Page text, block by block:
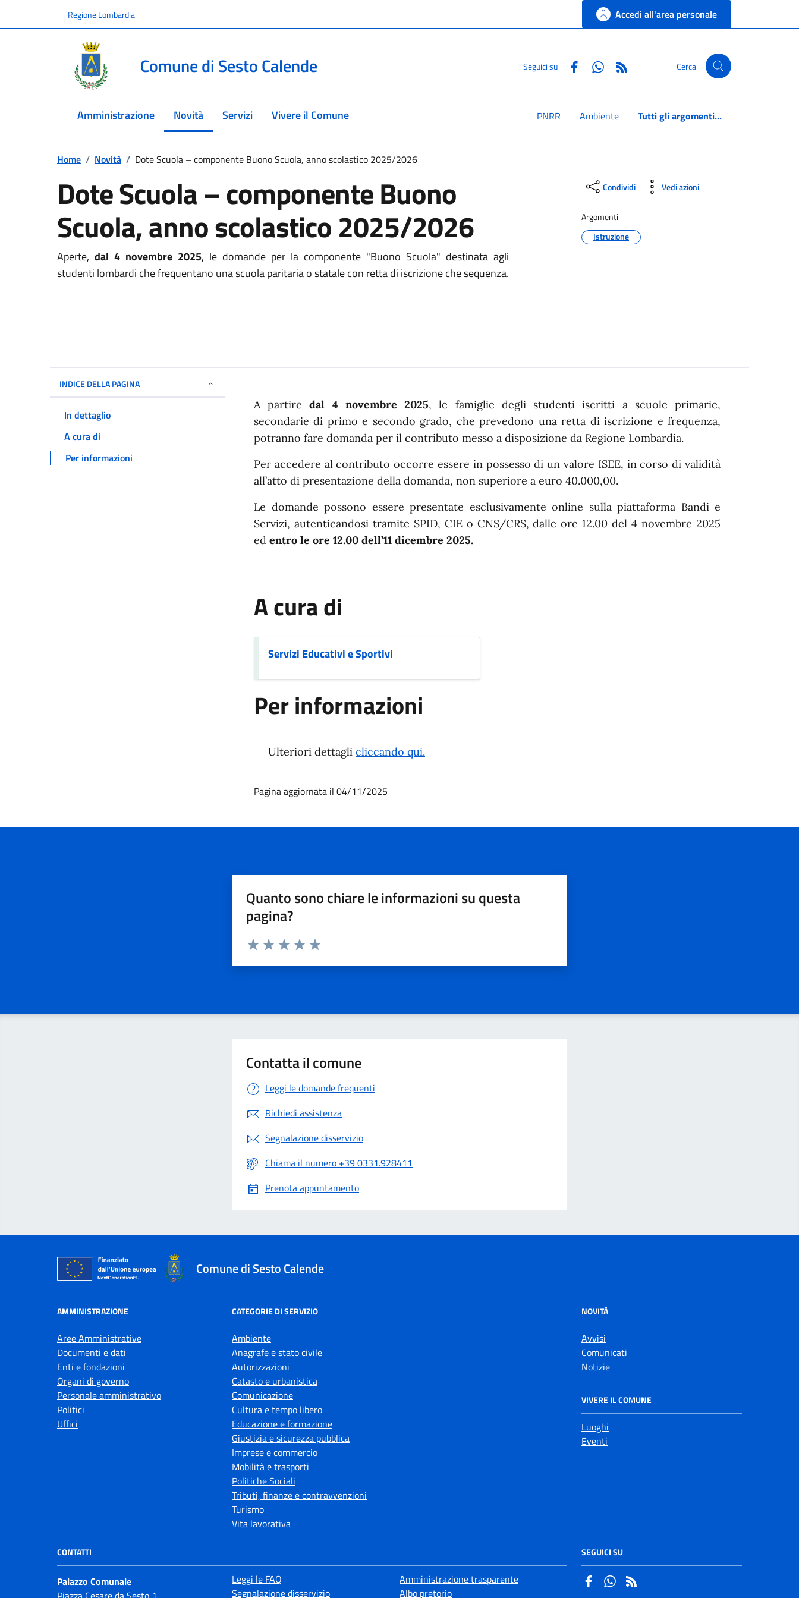
Regione Lombardia Accedi all'area personale
Comune di Sesto Calende Seguici su FacebookWhatsapp Cerca
Amministrazione Novità
menu selezionato
Servizi Vivere il Comune PNRR Ambiente Tutti gli argomenti...
Home / Novità / Dote Scuola – componente Buono Scuola, anno scolastico 2025/2026
Dote Scuola – componente Buono
Scuola, anno scolastico 2025/2026
Aperte, dal 4 novembre 2025, le domande per la componente "Buono Scuola" destinata agli
studenti lombardi che frequentano una scuola paritaria o statale con retta di iscrizione che sequenza.
Condividi Vedi azioni
Argomenti
Istruzione
INDICE DELLA PAGINA
In dettaglio
A cura di
Per informazioni
In dettaglio
A partiredal 4 novembre 2025, le famiglie degli studenti iscritti a scuole primarie,
secondarie di primo e secondo grado, che prevedono una retta di iscrizione e frequenza,
potranno fare domanda per il contributo messo a disposizione da Regione Lombardia.
Per accedere al contributo occorre essere in possesso di un valore ISEE, in corso di validità
all’atto di presentazione della domanda, non superiore a euro 40.000,00.
Le domande possono essere presentate esclusivamente online sulla piattaforma Bandi e
Servizi, autenticandosi tramite SPID, CIE o CNS/CRS, dalle ore 12.00 del 4 novembre 2025
ed entro le ore 12.00 dell’11 dicembre 2025.
A cura di
Servizi Educativi e Sportivi
Per informazioni
Ulteriori dettagli cliccando qui.
Pagina aggiornata il 04/11/2025
Quanto sono chiare le informazioni su questa
pagina?
Valuta da 1 a 5 stelle la pagina
Contatta il comune
Leggi le domande frequenti
Richiedi assistenza
Segnalazione disservizio
Chiama il numero +39 0331.928411
Prenota appuntamento
Comune di Sesto Calende
AMMINISTRAZIONE
Aree Amministrative
Documenti e dati
Enti e fondazioni
Organi di governo
Personale amministrativo
Politici
Uffici
CATEGORIE DI SERVIZIO
Ambiente
Anagrafe e stato civile
Autorizzazioni
Catasto e urbanistica
Comunicazione
Cultura e tempo libero
Educazione e formazione
Giustizia e sicurezza pubblica
Imprese e commercio
Mobilità e trasporti
Politiche Sociali
Tributi, finanze e contravvenzioni
Turismo
Vita lavorativa
NOVITÀ
Avvisi
Comunicati
Notizie
VIVERE IL COMUNE
Luoghi
Eventi
CONTATTI
Palazzo Comunale
Leggi le FAQ
Segnalazione disservizio
Amministrazione trasparente
Albo pretorio
SEGUICI SU
FacebookWhatsapp